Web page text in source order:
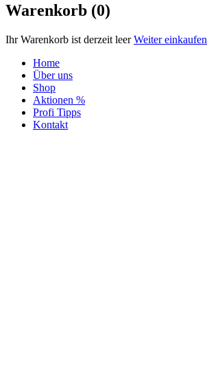
Warenkorb (0)
Ihr Warenkorb ist derzeit leer Weiter einkaufen
Home
Über uns
Shop
Aktionen %
Profi Tipps
Kontakt